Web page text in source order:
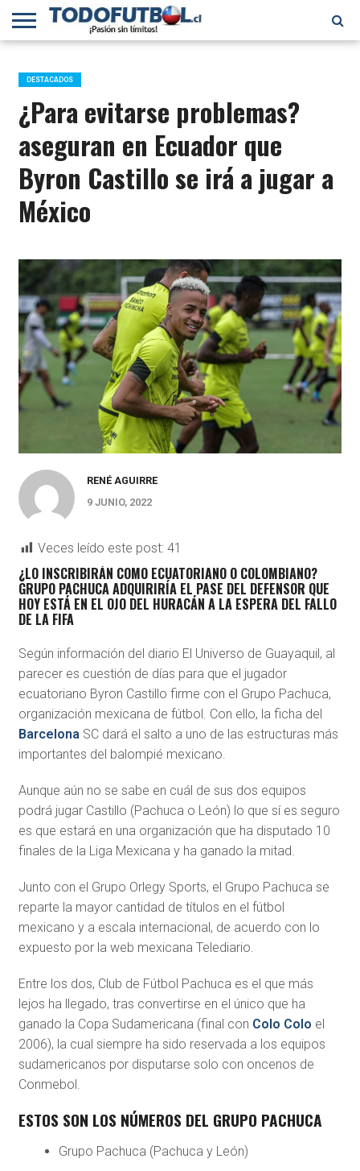
PRIMERA
B
SELECCIÓN
CHILENA
CHILENOS
EN EL
MUNDO
FÚTBOL
INTERNACIONAL
DESTACADOS
¿Para evitarse problemas?
aseguran en Ecuador que
Byron Castillo se irá a jugar a
México
RENÉ AGUIRRE
9 JUNIO, 2022
Veces leído este post: 41
¿LO INSCRIBIRÁN COMO ECUATORIANO O COLOMBIANO?
GRUPO PACHUCA ADQUIRIRÍA EL PASE DEL DEFENSOR QUE
HOY ESTÁ EN EL OJO DEL HURACÁN A LA ESPERA DEL FALLO
DE LA FIFA
Según información del diario El Universo de Guayaquil, al
parecer es cuestión de días para que el jugador
ecuatoriano Byron Castillo firme con el Grupo Pachuca,
organización mexicana de fútbol. Con ello, la ficha del
BarcelonaSC dará el salto a uno de las estructuras más
importantes del balompié mexicano.
Aunque aún no se sabe en cuál de sus dos equipos
podrá jugar Castillo (Pachuca o León) lo que sí es seguro
es que estará en una organización que ha disputado 10
finales de la Liga Mexicana y ha ganado la mitad.
Junto con el Grupo Orlegy Sports, el Grupo Pachuca se
reparte la mayor cantidad de títulos en el fútbol
mexicano y a escala internacional, de acuerdo con lo
expuesto por la web mexicana Telediario.
Entre los dos, Club de Fútbol Pachuca es el que más
lejos ha llegado, tras convertirse en el único que ha
ganado la Copa Sudamericana (final con Colo Colo el
2006), la cual siempre ha sido reservada a los equipos
sudamericanos por disputarse solo con oncenos de
Conmebol.
ESTOS SON LOS NÚMEROS DEL GRUPO PACHUCA
Grupo Pachuca (Pachuca y León)